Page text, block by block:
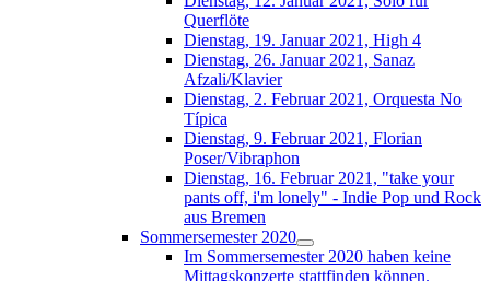
Querflöte
Dienstag, 19. Januar 2021, High 4
Dienstag, 26. Januar 2021, Sanaz
Afzali/Klavier
Dienstag, 2. Februar 2021, Orquesta No
Típica
Dienstag, 9. Februar 2021, Florian
Poser/Vibraphon
Dienstag, 16. Februar 2021, "take your
pants off, i'm lonely" - Indie Pop und Rock
aus Bremen
Sommersemester 2020
Im Sommersemester 2020 haben keine
Mittagskonzerte stattfinden können.